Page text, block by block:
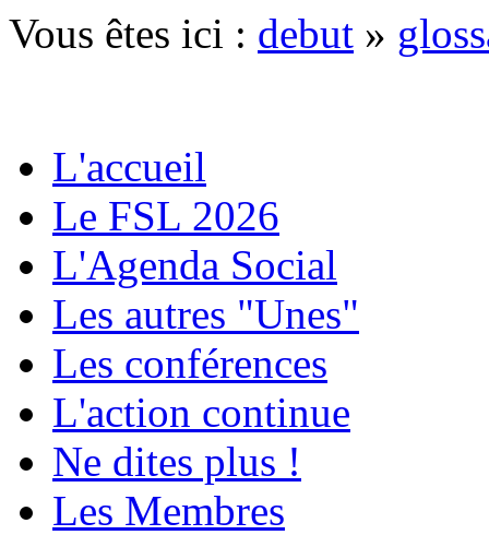
Vous êtes ici : debut »
L'accueil
Le FSL 2026
L'Agenda Social
Les autres "Unes"
Les conférences
L'action continue
Ne dites plus !
Les Membres